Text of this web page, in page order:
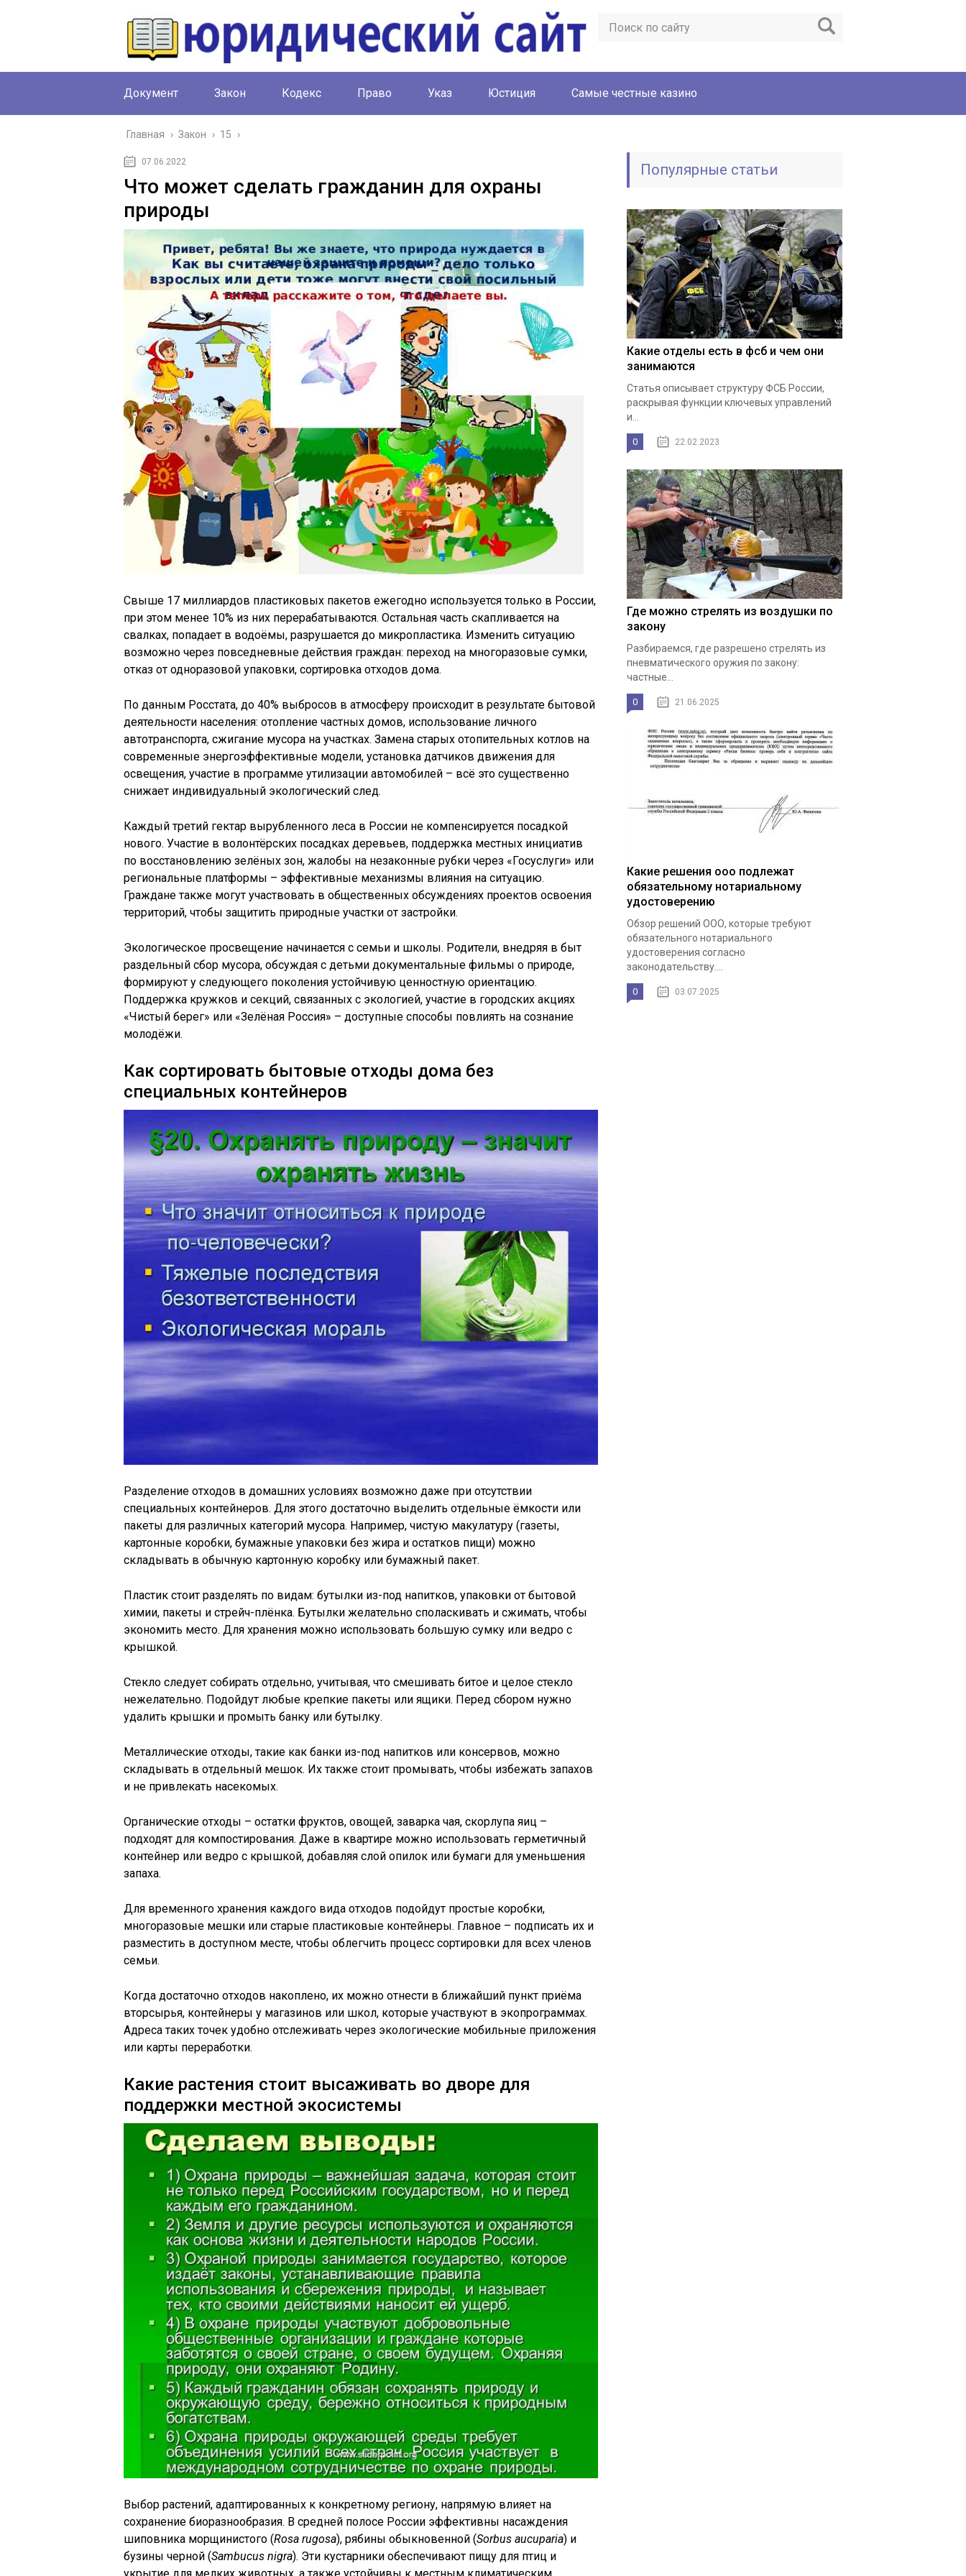
Документ Закон Кодекс Право Указ Юстиция Cамые честные казино
Главная › Закон › 15 ›
07.06.2022
Что может сделать гражданин для охраны
природы
Свыше 17 миллиардов пластиковых пакетов ежегодно используется только в России,
при этом менее 10% из них перерабатываются. Остальная часть скапливается на
свалках, попадает в водоёмы, разрушается до микропластика. Изменить ситуацию
возможно через повседневные действия граждан: переход на многоразовые сумки,
отказ от одноразовой упаковки, сортировка отходов дома.
По данным Росстата, до 40% выбросов в атмосферу происходит в результате бытовой
деятельности населения: отопление частных домов, использование личного
автотранспорта, сжигание мусора на участках. Замена старых отопительных котлов на
современные энергоэффективные модели, установка датчиков движения для
освещения, участие в программе утилизации автомобилей – всё это существенно
снижает индивидуальный экологический след.
Каждый третий гектар вырубленного леса в России не компенсируется посадкой
нового. Участие в волонтёрских посадках деревьев, поддержка местных инициатив
по восстановлению зелёных зон, жалобы на незаконные рубки через «Госуслуги» или
региональные платформы – эффективные механизмы влияния на ситуацию.
Граждане также могут участвовать в общественных обсуждениях проектов освоения
территорий, чтобы защитить природные участки от застройки.
Экологическое просвещение начинается с семьи и школы. Родители, внедряя в быт
раздельный сбор мусора, обсуждая с детьми документальные фильмы о природе,
формируют у следующего поколения устойчивую ценностную ориентацию.
Поддержка кружков и секций, связанных с экологией, участие в городских акциях
«Чистый берег» или «Зелёная Россия» – доступные способы повлиять на сознание
молодёжи.
Как сортировать бытовые отходы дома без
специальных контейнеров
Разделение отходов в домашних условиях возможно даже при отсутствии
специальных контейнеров. Для этого достаточно выделить отдельные ёмкости или
пакеты для различных категорий мусора. Например, чистую макулатуру (газеты,
картонные коробки, бумажные упаковки без жира и остатков пищи) можно
складывать в обычную картонную коробку или бумажный пакет.
Пластик стоит разделять по видам: бутылки из-под напитков, упаковки от бытовой
химии, пакеты и стрейч-плёнка. Бутылки желательно споласкивать и сжимать, чтобы
экономить место. Для хранения можно использовать большую сумку или ведро с
крышкой.
Стекло следует собирать отдельно, учитывая, что смешивать битое и целое стекло
нежелательно. Подойдут любые крепкие пакеты или ящики. Перед сбором нужно
удалить крышки и промыть банку или бутылку.
Металлические отходы, такие как банки из-под напитков или консервов, можно
складывать в отдельный мешок. Их также стоит промывать, чтобы избежать запахов
и не привлекать насекомых.
Органические отходы – остатки фруктов, овощей, заварка чая, скорлупа яиц –
подходят для компостирования. Даже в квартире можно использовать герметичный
контейнер или ведро с крышкой, добавляя слой опилок или бумаги для уменьшения
запаха.
Для временного хранения каждого вида отходов подойдут простые коробки,
многоразовые мешки или старые пластиковые контейнеры. Главное – подписать их и
разместить в доступном месте, чтобы облегчить процесс сортировки для всех членов
семьи.
Когда достаточно отходов накоплено, их можно отнести в ближайший пункт приёма
вторсырья, контейнеры у магазинов или школ, которые участвуют в экопрограммах.
Адреса таких точек удобно отслеживать через экологические мобильные приложения
или карты переработки.
Какие растения стоит высаживать во дворе для
поддержки местной экосистемы
Выбор растений, адаптированных к конкретному региону, напрямую влияет на
сохранение биоразнообразия. В средней полосе России эффективны насаждения
шиповника морщинистого (Rosa rugosa), рябины обыкновенной (Sorbus aucuparia) и
бузины черной (Sambucus nigra). Эти кустарники обеспечивают пищу для птиц и
Популярные статьи
Какие отделы есть в фсб и чем они
занимаются
Статья описывает структуру ФСБ России,
раскрывая функции ключевых управлений
и...
0 22.02.2023
Где можно стрелять из воздушки по
закону
Разбираемся, где разрешено стрелять из
пневматического оружия по закону:
частные...
0 21.06.2025
Какие решения ооо подлежат
обязательному нотариальному
удостоверению
Обзор решений ООО, которые требуют
обязательного нотариального
удостоверения согласно
законодательству....
0 03.07.2025